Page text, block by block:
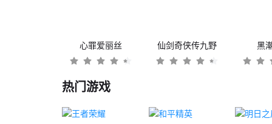
心罪爱丽丝 仙剑奇侠传九野 黑
热门游戏